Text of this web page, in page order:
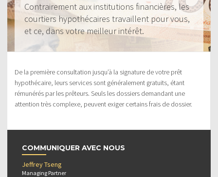
Contrairement aux institutions financières, les
courtiers hypothécaires travaillent pour vous,
et ce, dans votre meilleur intérêt.
De la première consultation jusqu’à la signature de votre prêt
hypothécaire, leurs services sont généralement gratuits, étant
rémunérés par les prêteurs. Seuls les dossiers demandant une
attention très complexe, peuvent exiger certains frais de dossier.
COMMUNIQUER AVEC NOUS
Jeffrey Tseng
Managing Partner